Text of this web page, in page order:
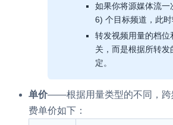
如果你将源媒体流
6) 个目标频道，此时
转发视频用量的档
关，而是根据所转
定。
单价——根据用量类型的不同，跨
费单价如下：